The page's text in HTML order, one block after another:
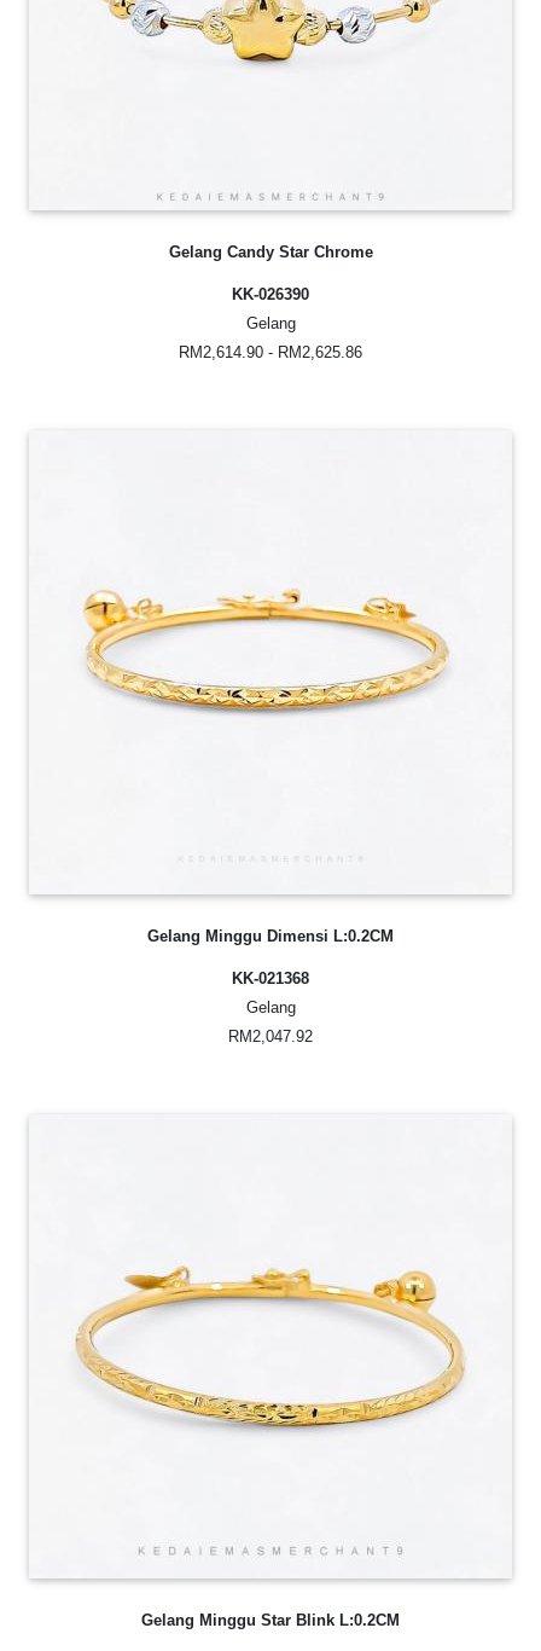
Gelang Candy Star Chrome
KK-026390
Gelang
RM2,614.90 - RM2,625.86
Gelang Minggu Dimensi L:0.2CM
KK-021368
Gelang
RM2,047.92
Gelang Minggu Star Blink L:0.2CM